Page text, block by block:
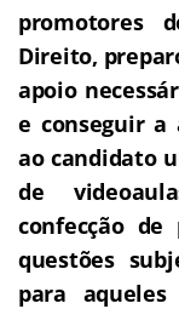
promotores
Direito,
apoio
e conseguir a
ao candidato
de
confecção
questões
para